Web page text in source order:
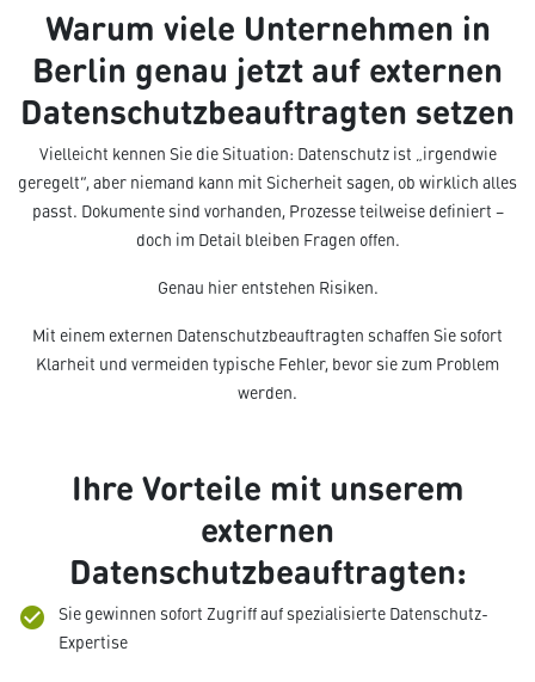
Warum viele Unternehmen in
Berlin genau jetzt auf externen
Datenschutzbeauftragten setzen
Vielleicht kennen Sie die Situation: Datenschutz ist „irgendwie
geregelt“, aber niemand kann mit Sicherheit sagen, ob wirklich alles
passt. Dokumente sind vorhanden, Prozesse teilweise definiert –
doch im Detail bleiben Fragen offen.
Genau hier entstehen Risiken.
Mit einem externen Datenschutzbeauftragten schaffen Sie sofort
Klarheit und vermeiden typische Fehler, bevor sie zum Problem
werden.
Ihre Vorteile mit unserem
externen
Datenschutzbeauftragten:
check_circle
Sie gewinnen sofort Zugriff auf spezialisierte Datenschutz-
Expertise